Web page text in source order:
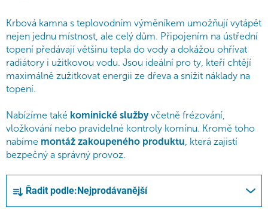
Krbová kamna s teplovodním výměníkem umožňují vytápět
nejen jednu místnost, ale celý dům. Připojením na ústřední
topení předávají většinu tepla do vody a dokážou ohřívat
radiátory i užitkovou vodu. Jsou ideální pro ty, kteří chtějí
maximálně zužitkovat energii ze dřeva a snížit náklady na
topení.
Nabízíme také kominické službyvčetně frézování,
vložkování nebo pravidelné kontroly komínu. Kromě toho
nabíme montáž zakoupeného produktu , která zajistí
bezpečný a správný provoz.
Řadit podle:Nejprodávanější